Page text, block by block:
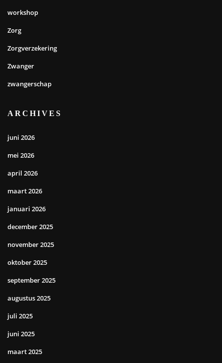
workshop
Zorg
Zorgverzekering
Zwanger
zwangerschap
ARCHIVES
juni 2026
mei 2026
april 2026
maart 2026
januari 2026
december 2025
november 2025
oktober 2025
september 2025
augustus 2025
juli 2025
juni 2025
maart 2025